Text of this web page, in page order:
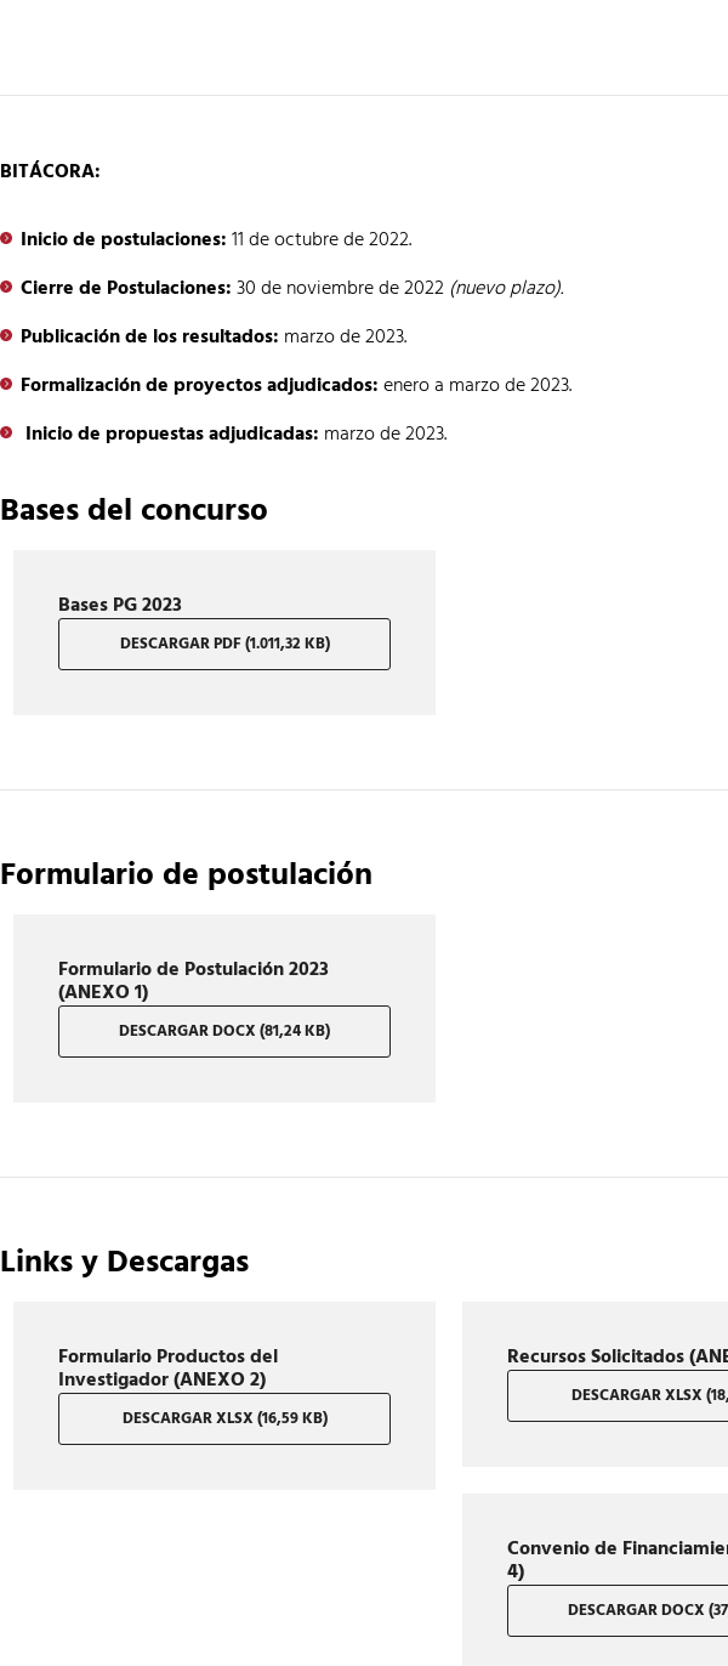
BITÁCORA:
Inicio de postulaciones:11 de octubre de 2022.
Cierre de Postulaciones:30 de noviembre de 2022 (nuevo plazo).
Publicación de los resultados: marzo de 2023.
Formalización de proyectos adjudicados:enero a marzo de 2023.
Inicio de propuestas adjudicadas: marzo de 2023.
Bases del concurso
Bases PG 2023
DESCARGAR PDF (1.011,32 KB)
Formulario de postulación
Formulario de Postulación 2023
(ANEXO 1)
DESCARGAR DOCX (81,24 KB)
Links y Descargas
Formulario Productos del
Investigador (ANEXO 2)
DESCARGAR XLSX (16,59 KB)
Recursos Solicitados
DESCARGAR XLSX
Convenio de
4)
DESCARGAR DOCX